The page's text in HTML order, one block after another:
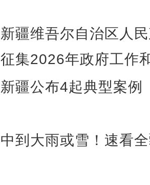
新疆维吾尔自治区人
征集2026年政府工作
新疆公布4起典型案例
中到大雨或雪！速看